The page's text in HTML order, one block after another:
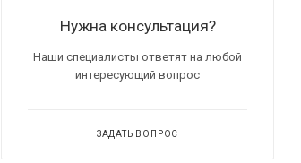
Нужна консультация?
Наши специалисты ответят на любой
интересующий вопрос
ЗАДАТЬ ВОПРОС